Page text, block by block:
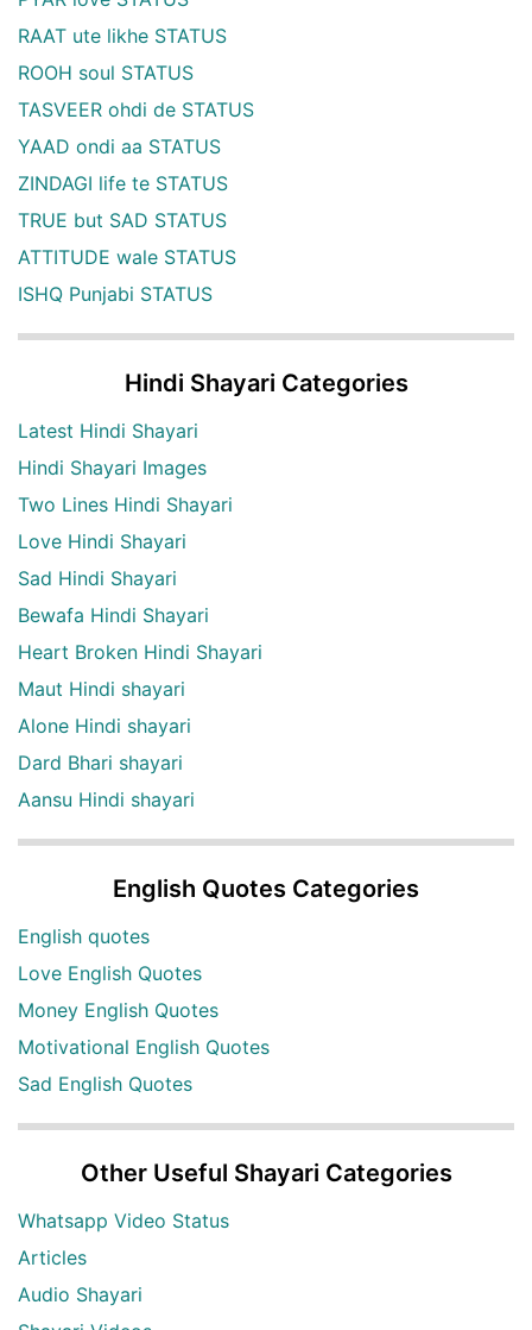
RAAT ute likhe STATUS
ROOH soul STATUS
TASVEER ohdi de STATUS
YAAD ondi aa STATUS
ZINDAGI life te STATUS
TRUE but SAD STATUS
ATTITUDE wale STATUS
ISHQ Punjabi STATUS
Hindi Shayari Categories
Latest Hindi Shayari
Hindi Shayari Images
Two Lines Hindi Shayari
Love Hindi Shayari
Sad Hindi Shayari
Bewafa Hindi Shayari
Heart Broken Hindi Shayari
Maut Hindi shayari
Alone Hindi shayari
Dard Bhari shayari
Aansu Hindi shayari
English Quotes Categories
English quotes
Love English Quotes
Money English Quotes
Motivational English Quotes
Sad English Quotes
Other Useful Shayari Categories
Whatsapp Video Status
Articles
Audio Shayari